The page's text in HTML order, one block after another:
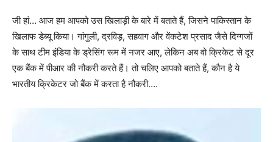
जी हां… आज हम आपको उस खिलाड़ी के बारे में बताते हैं, जिसने पाकिस्तान के
खिलाफ डेब्यू किया। गांगुली, द्रविड़, सहवाग और वेंकटेश प्रसाद जैसे दिग्गजों
के साथ टीम इंडिया के ड्रेसिंग रूम में नजर आए, लेकिन अब वो क्रिकेट से दूर
एक बैंक में पीआर की नौकरी करते हैं। तो चलिए आपको बताते हैं, कौन है ये
भारतीय क्रिकेटर जो बैंक में करता है नौकरी….